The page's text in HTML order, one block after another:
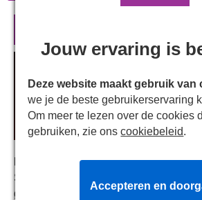
HIGH SCHOOL MUSICALbevat
Simpatico, met muziek die is
geproduceerd door Bryan Louiselle.
Jouw ervaring is
Deze website maakt gebruik van
we je de beste gebruikerservaring
Om meer te lezen over de cookies
gebruiken, zie onscookiebeleid.
Accepteren en